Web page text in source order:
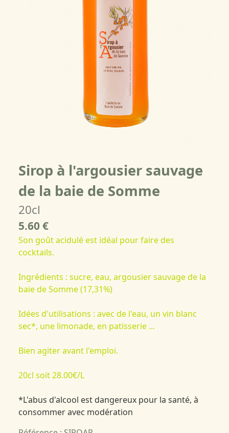
Sirop à l'argousier sauvage
de la baie de Somme
20cl
5.60 €
Son goût acidulé est idéal pour faire des
cocktails.
Ingrédients : sucre, eau, argousier sauvage de la
baie de Somme (17,31%)
Idées d'utilisations : avec de l'eau, un vin blanc
sec*, une limonade, en patisserie ...
Bien agiter avant l'emploi.
20cl soit 28.00€/L
*L'abus d'alcool est dangereux pour la santé, à
consommer avec modération